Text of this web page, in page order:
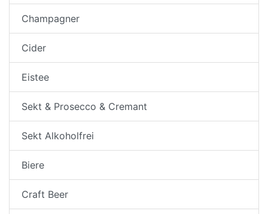
Champagner
Cider
Eistee
Sekt & Prosecco & Cremant
Sekt Alkoholfrei
Biere
Craft Beer